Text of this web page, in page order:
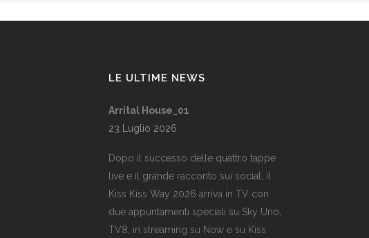
LE ULTIME NEWS
Arrital House_01
23 Luglio 2026
Dopo il successo delle quattro tappe
live e il grande racconto sui social, il
Kiss Kiss Way 2026 arriva in TV con
due appuntamenti speciali su Sky Uno,
TV8, in streaming su Now e su Kiss